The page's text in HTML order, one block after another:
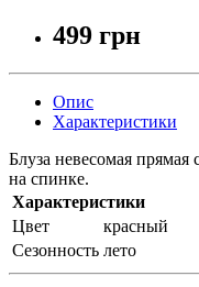
499 грн
Опис
Характеристики
Блуза невесомая прямая
на спинке.
Характеристики
Цвет
красный
Сезонность лето